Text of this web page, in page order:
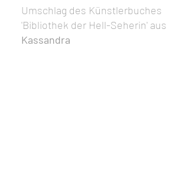
Umschlag des Künstlerbuches
'Bibliothek der Hell-Seherin' aus
Kassandra